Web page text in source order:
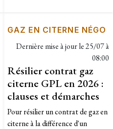
GAZ EN CITERNE NÉGO
Dernière mise à jour le25/07 à
08:00
Résilier contrat gaz
citerne GPL en 2026 :
clauses et démarches
Pour résilier un contrat de gaz en
citerne à la différence d'un